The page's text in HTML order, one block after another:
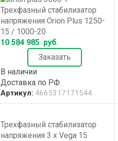
Трехфазный стабилизатор
напряжения Orion Plus 1250-
15 / 1000-20
10 584 985 руб.
Заказать
В наличии
Доставка по РФ
Артикул: 4665317171544
Трехфазный стабилизатор
напряжения 3 x Vega 15